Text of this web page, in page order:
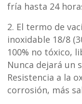
fría hasta 24
2. El termo de
inoxidable 18/8
100% no tóxico,
Nunca dejará un
Resistencia a la
corrosión, más